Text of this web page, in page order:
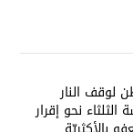
النار
نحو إقرار